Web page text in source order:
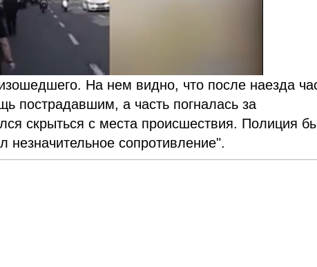
На нем видно, что после наезда
пострадавшим, а часть погналась за
скрыться с места происшествия. Полиция
незначительное сопротивление".